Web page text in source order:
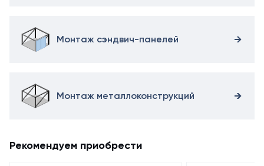
Монтаж сэндвич-панелей
Монтаж металлоконструкций
Рекомендуем приобрести